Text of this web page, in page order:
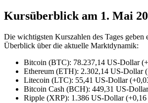
Kursüberblick am 1. Mai
Die wichtigsten Kurszahlen des Tages geben
Überblick über die aktuelle Marktdynamik:
Bitcoin (BTC): 78.237,14 US-Dollar
Ethereum (ETH): 2.302,14 US-Dollar
Litecoin (LTC): 55,41 US-Dollar
Bitcoin Cash (BCH): 449,31 US-
Ripple (XRP): 1.386 US-Dollar (+0,16